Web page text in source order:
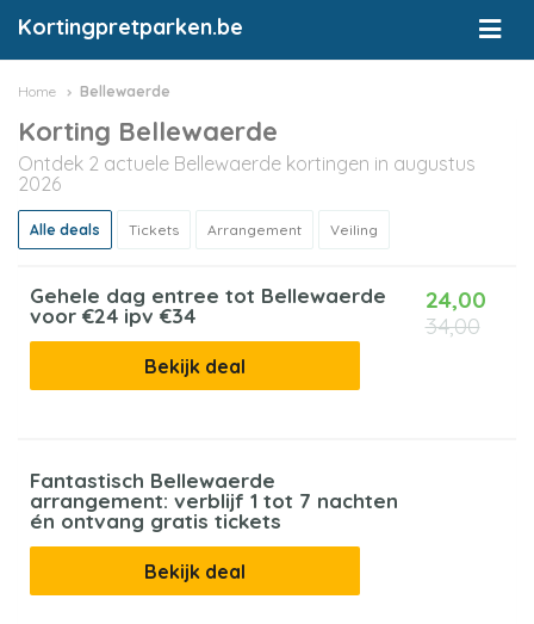
Kortingpretparken.be
België
Nederland
Home Bellewaerde
Korting Bellewaerde
Ontdek 2 actuele Bellewaerde kortingen in augustus
2026
Alle deals Tickets Arrangement Veiling
Gehele dag entree tot Bellewaerde
voor €24 ipv €34
Bekijk deal
24,00
34,00
Fantastisch Bellewaerde
arrangement: verblijf 1 tot 7 nachten
én ontvang gratis tickets
Bekijk deal